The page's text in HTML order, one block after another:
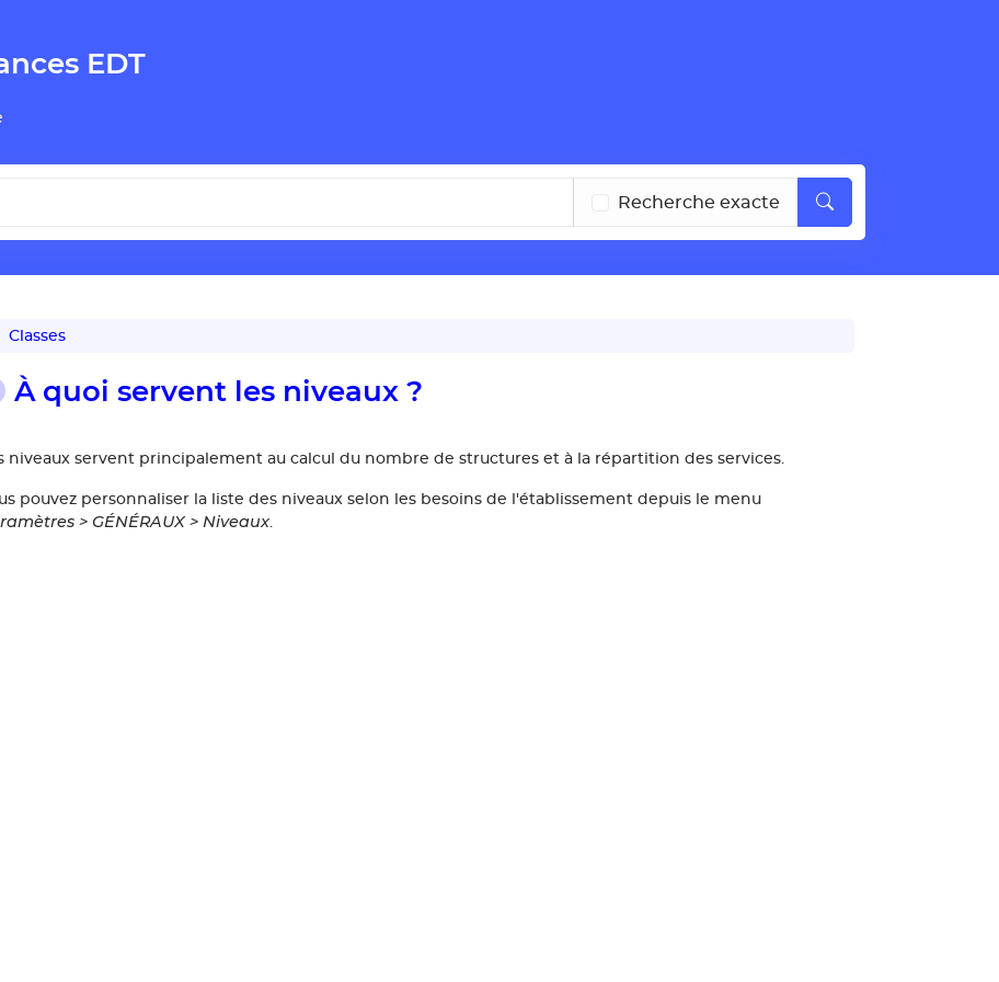
EDT
Recherche exacte
Classes
À quoi servent les niveaux ?
niveaux servent principalement au calcul du nombre de structures et à la répartition des services.
pouvez personnaliser la liste des niveaux selon les besoins de l'établissement depuis le menu
> GÉNÉRAUX > Niveaux.